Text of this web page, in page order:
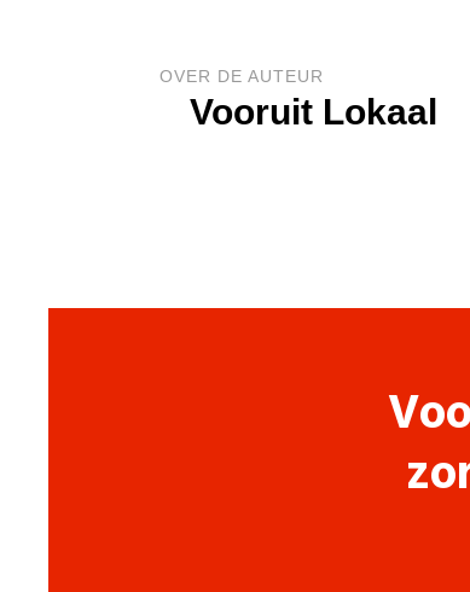
OVER DE AUTEUR
Vooruit Lokaal